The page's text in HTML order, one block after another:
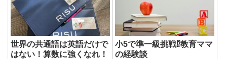
Camblyを推奨しています。
世界の共通語は英語だけで
はない！算数に強くなれ！
小5で準一級挑戦⁉教育ママ
の経験談